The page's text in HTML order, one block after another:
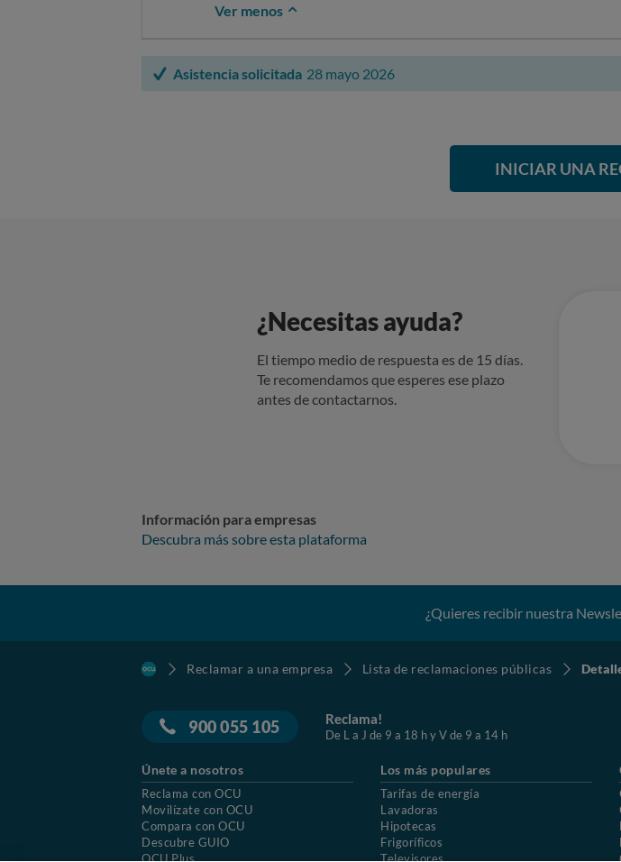
Ver menos
Asistencia solicitada 28 mayo 2026
INICIAR UNA
¿Necesitas ayuda?
El tiempo medio de respuesta es de 15 días.
Te recomendamos que esperes ese plazo
antes de contactarnos.
Información para empresas
Descubra más sobre esta plataforma
¿Quieres recibir nuestra
Reclamar a una empresa Lista de reclamaciones públicas
900 055 105 Reclama!
De L a J de 9 a 18 h y V de 9 a 14 h
Únete a nosotros
Reclama con OCU
Movilízate con OCU
Compara con OCU
Descubre GUIO
OCU Plus
Los más populares
Tarifas de energía
Lavadoras
Hipotecas
Frigoríficos
Televisores